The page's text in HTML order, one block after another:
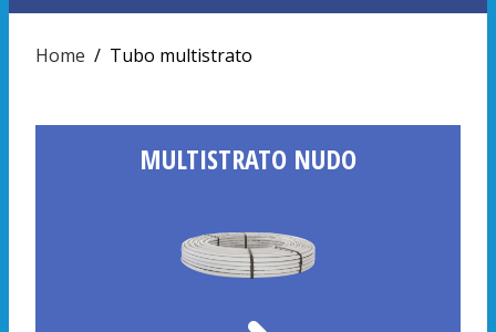
Home / Tubo multistrato
MULTISTRATO NUDO